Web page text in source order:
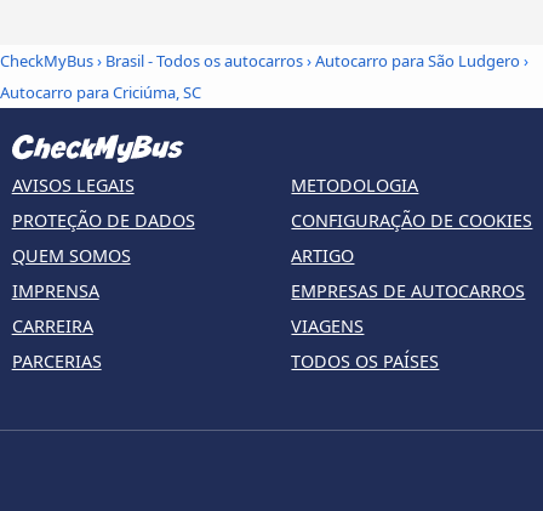
CheckMyBus› Brasil - Todos os autocarros›Autocarro para São Ludgero›
Autocarro para Criciúma, SC
AVISOS LEGAIS
PROTEÇÃO DE DADOS
QUEM SOMOS
IMPRENSA
CARREIRA
PARCERIAS
METODOLOGIA
CONFIGURAÇÃO DE COOKIES
ARTIGO
EMPRESAS DE AUTOCARROS
VIAGENS
TODOS OS PAÍSES